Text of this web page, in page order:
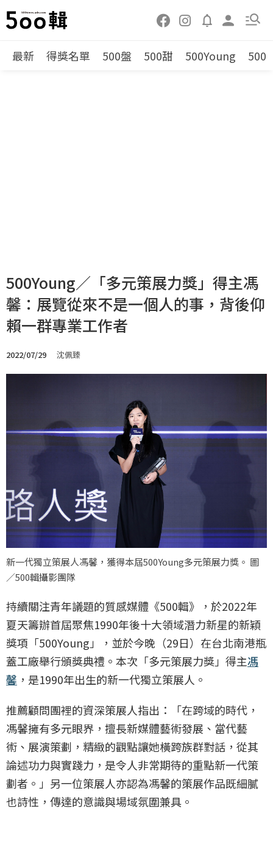
最新 得獎名單 500盤 500甜 500Young 500
500Young／「多元策展力獎」得主馮
馨：展覽從來不是一個人的事，背後仰
賴一群專業工作者
2022/07/29 沈佩臻
新一代獨立策展人馮馨，獲得本屆500Young多元策展力獎。 圖
／500輯攝影團隊
持續關注青年議題的質感媒體《500輯》，於2022年
夏天籌辦首屆聚焦1990年後十大領域潛力新星的新穎
獎項「500Young」，並於今晚（29日）在台北南港瓶
蓋⼯廠舉行頒獎典禮。本次「多元策展力獎」得主馮
馨 ，是1990年出生的新一代獨立策展人。
推薦顧問團裡的資深策展人指出：「在跨域的時代，
馮馨擁有多元眼界，擅長新媒體藝術發展、當代藝
術、展演策劃，精緻的觀點讓她橫跨族群對話，從其
論述功力與實踐力，是令人非常期待的重點新一代策
劃者。」另一位策展人亦認為馮馨的策展作品既細膩
也詩性，傳達的意識與場域氛圍兼具。